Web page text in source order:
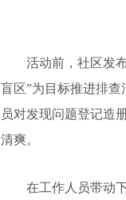
活动前，社区发
盲区”为目标推进排
员对发现问题登记造
清爽。
在工作人员带动